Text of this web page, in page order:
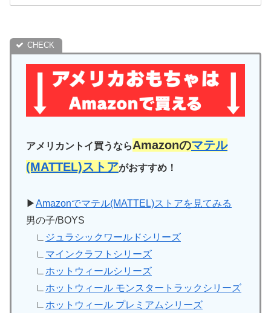
アメリカントイ買うならAmazonのマテル
(MATTEL)ストアがおすすめ！
▶Amazonでマテル(MATTEL)ストアを見てみる
男の子/BOYS
∟
ジュラシックワールドシリーズ
∟ マインクラフトシリーズ
∟ ホットウィールシリーズ
∟ ホットウィール モンスタートラックシリーズ
∟ ホットウィール プレミアムシリーズ